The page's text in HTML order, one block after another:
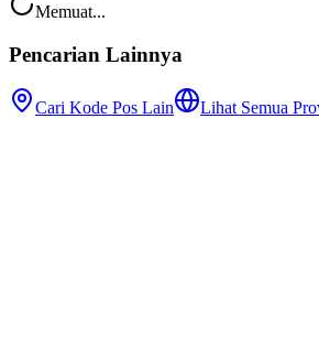
Memuat...
Pencarian Lainnya
Cari Kode Pos Lain Lihat Semua